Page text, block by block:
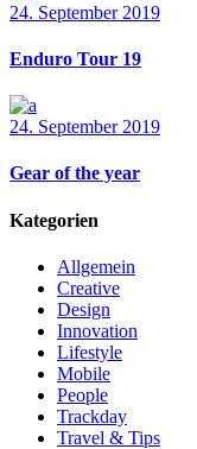
24. September 2019
Enduro Tour 19
24. September 2019
Gear of the year
Kategorien
Allgemein
Creative
Design
Innovation
Lifestyle
Mobile
People
Trackday
Travel & Tips